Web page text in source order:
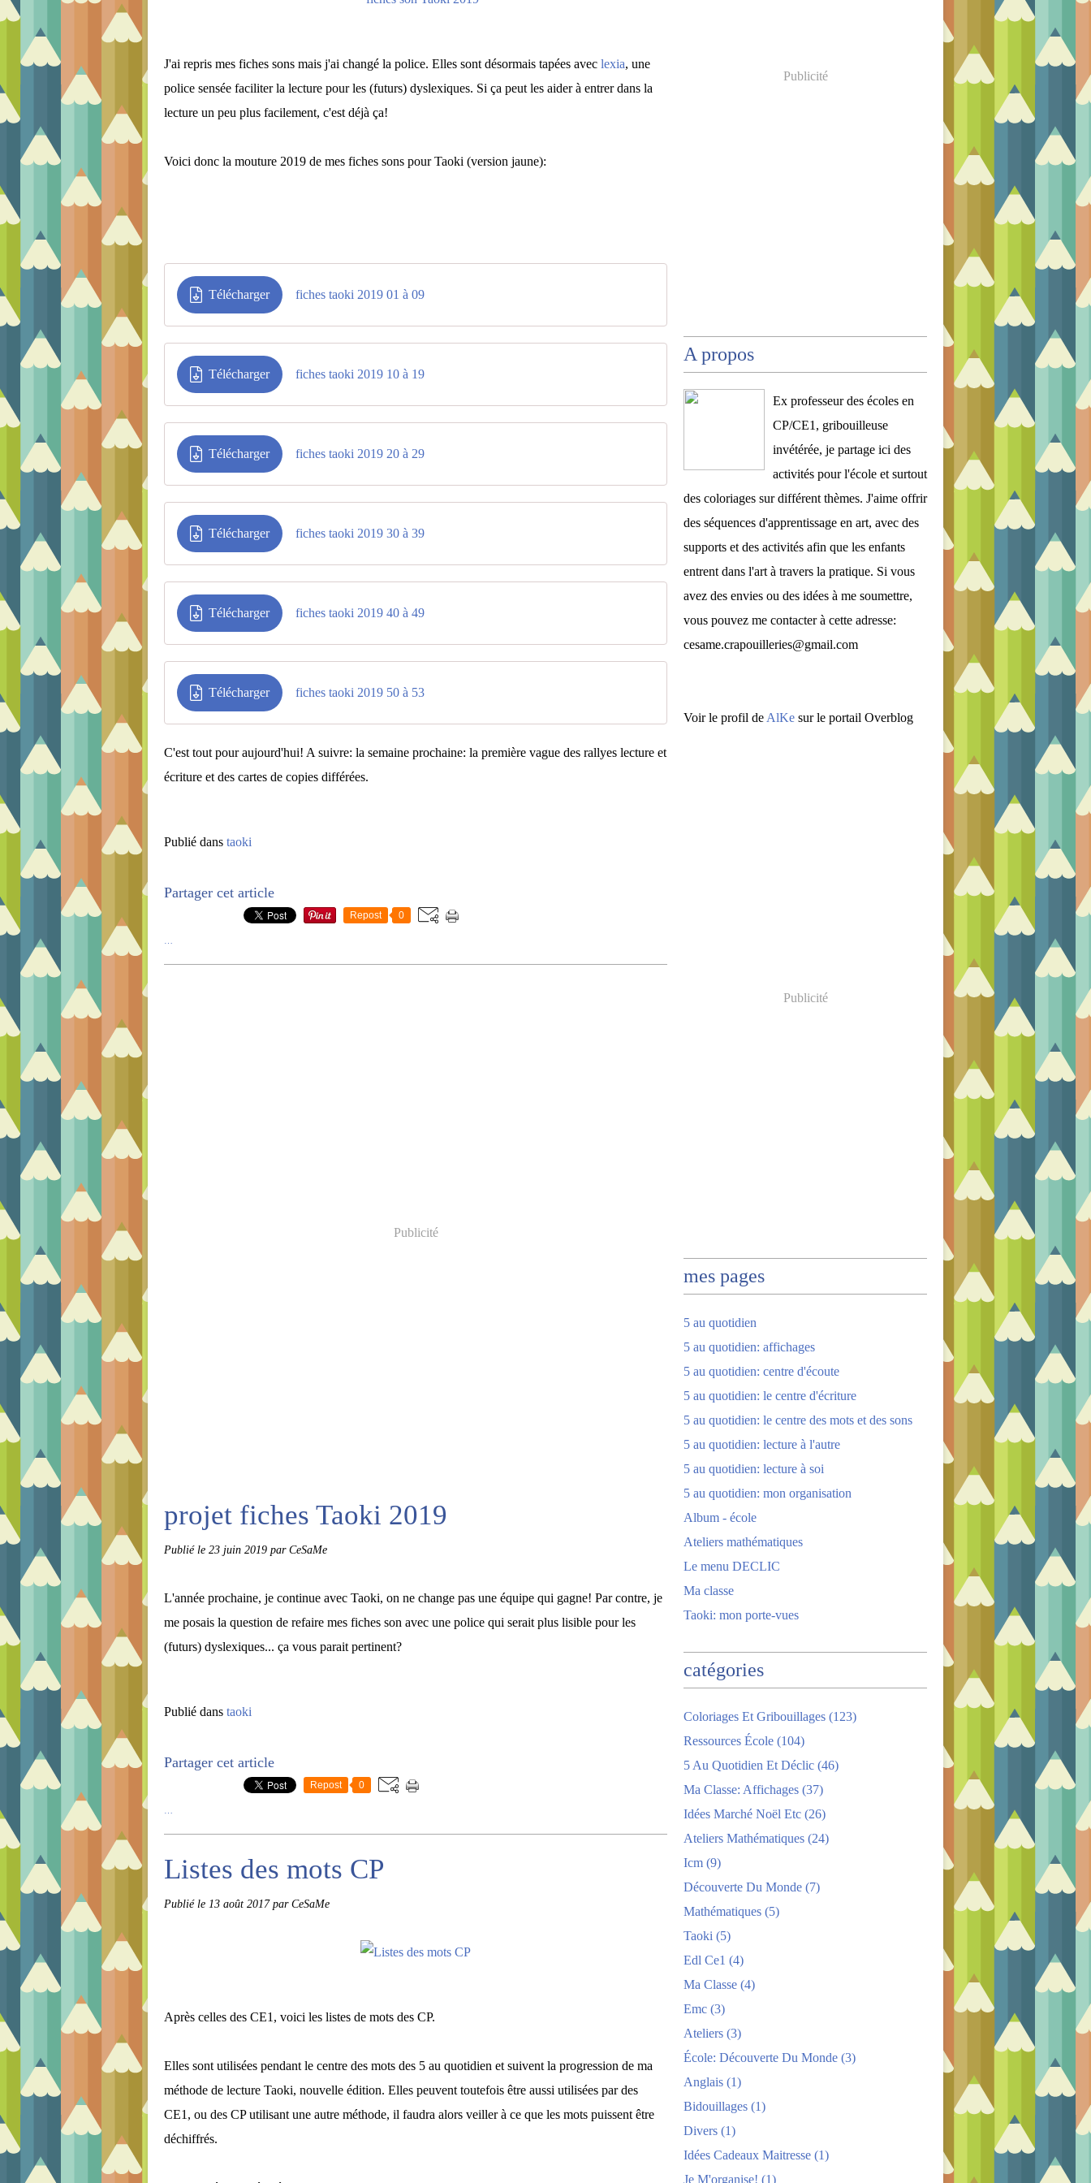
J'ai repris mes fiches sons mais j'ai changé la police. Elles sont désormais tapées avec lexia, une
police sensée faciliter la lecture pour les (futurs) dyslexiques. Si ça peut les aider à entrer dans la
lecture un peu plus facilement, c'est déjà ça!
Voici donc la mouture 2019 de mes fiches sons pour Taoki (version jaune):
Télécharger fiches taoki 2019 01 à 09
Télécharger fiches taoki 2019 10 à 19
Télécharger fiches taoki 2019 20 à 29
Télécharger fiches taoki 2019 30 à 39
Télécharger fiches taoki 2019 40 à 49
Télécharger fiches taoki 2019 50 à 53
C'est tout pour aujourd'hui! A suivre: la semaine prochaine: la première vague des rallyes lecture et
écriture et des cartes de copies différées.
Publié dans taoki
Partager cet article
Repost 0
Publicité
projet fiches Taoki 2019
Publié le 23 juin 2019 par CeSaMe
L'année prochaine, je continue avec Taoki, on ne change pas une équipe qui gagne! Par contre, je
me posais la question de refaire mes fiches son avec une police qui serait plus lisible pour les
(futurs) dyslexiques... ça vous parait pertinent?
Publié dans taoki
Partager cet article
Repost 0
Listes des mots CP
Publié le 13 août 2017par CeSaMe
Après celles des CE1, voici les listes de mots des CP.
Elles sont utilisées pendant le centre des mots des 5 au quotidien et suivent la progression de ma
méthode de lecture Taoki, nouvelle édition. Elles peuvent toutefois être aussi utilisées par des
CE1, ou des CP utilisant une autre méthode, il faudra alors veiller à ce que les mots puissent être
déchiffrés.
Publicité
A propos
Ex professeur des écoles en
CP/CE1, gribouilleuse
invétérée, je partage ici des
activités pour l'école et surtout
des coloriages sur différent thèmes. J'aime offrir
des séquences d'apprentissage en art, avec des
supports et des activités afin que les enfants
entrent dans l'art à travers la pratique. Si vous
avez des envies ou des idées à me soumettre,
vous pouvez me contacter à cette adresse:
cesame.crapouilleries@gmail.com
Voir le profil de AlKe sur le portail Overblog
Publicité
mes pages
5 au quotidien
5 au quotidien: affichages
5 au quotidien: centre d'écoute
5 au quotidien: le centre d'écriture
5 au quotidien: le centre des mots et des sons
5 au quotidien: lecture à l'autre
5 au quotidien: lecture à soi
5 au quotidien: mon organisation
Album - école
Ateliers mathématiques
Le menu DECLIC
Ma classe
Taoki: mon porte-vues
catégories
Coloriages Et Gribouillages (123)
Ressources École (104)
5 Au Quotidien Et Déclic (46)
Ma Classe: Affichages (37)
Idées Marché Noël Etc (26)
Ateliers Mathématiques (24)
Icm (9)
Découverte Du Monde (7)
Mathématiques (5)
Taoki (5)
Edl Ce1 (4)
Ma Classe (4)
Emc (3)
Ateliers (3)
École: Découverte Du Monde (3)
Anglais (1)
Bidouillages (1)
Divers (1)
Idées Cadeaux Maitresse (1)
Je M'organise! (1)